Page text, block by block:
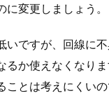
変更しましょう。
いですが、回線に
るか使えなくなり
ことは考えにくい